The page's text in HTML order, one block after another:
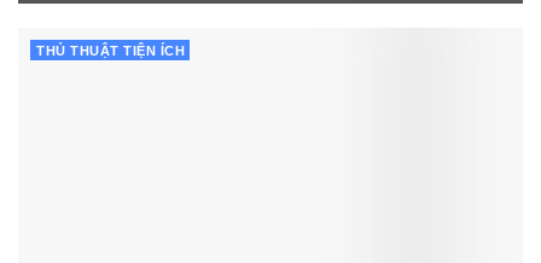
THỦ THUẬT TIỆN ÍCH